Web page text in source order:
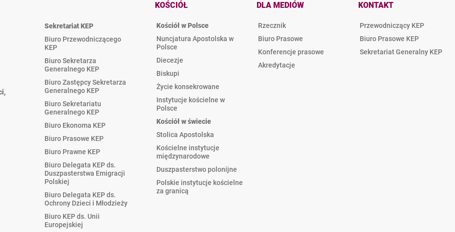
Sekretariat KEP
Biuro Przewodniczącego
KEP
Biuro Sekretarza
Generalnego KEP
Biuro Zastępcy Sekretarza
Generalnego KEP
Biuro Sekretariatu
Generalnego KEP
Biuro Ekonoma KEP
Biuro Prasowe KEP
Biuro Prawne KEP
Biuro Delegata KEP ds.
Duszpasterstwa Emigracji
Polskiej
Biuro Delegata KEP ds.
Ochrony Dzieci i Młodzieży
Biuro KEP ds. Unii
Europejskiej
KOŚCIÓŁ
Kościół w Polsce
Nuncjatura Apostolska w
Polsce
Diecezje
Biskupi
Życie konsekrowane
Instytucje kościelne w
Polsce
Kościół w świecie
Stolica Apostolska
Kościelne instytucje
międzynarodowe
Duszpasterstwo polonijne
Polskie instytucje kościelne
za granicą
DLA MEDIÓW
Rzecznik
Biuro Prasowe
Konferencje prasowe
Akredytacje
KONTAKT
Przewodniczący KEP
Biuro Prasowe KEP
Sekretariat Generalny KEP